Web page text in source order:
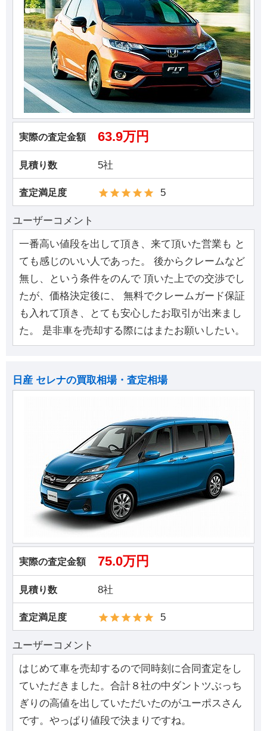
実際の査定金額 63.9万円
見積り数 5社
査定満足度 5
ユーザーコメント
一番高い値段を出して頂き、来て頂いた営業も と
ても感じのいい人であった。 後からクレームなど
無し、という条件をのんで 頂いた上での交渉でし
たが、価格決定後に、 無料でクレームガード保証
も入れて頂き、とても安心したお取引が出来まし
た。 是非車を売却する際にはまたお願いしたい。
日産 セレナの買取相場・査定相場
実際の査定金額 75.0万円
見積り数 8社
査定満足度 5
ユーザーコメント
はじめて車を売却するので同時刻に合同査定をし
ていただきました。合計８社の中ダントツぶっち
ぎりの高値を出していただいたのがユーポスさん
です。やっぱり値段で決まりですね。